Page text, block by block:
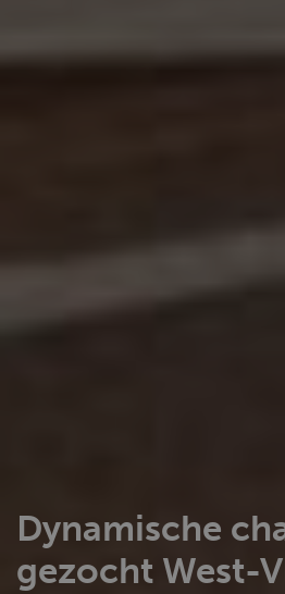
Dynamische
gezocht West-